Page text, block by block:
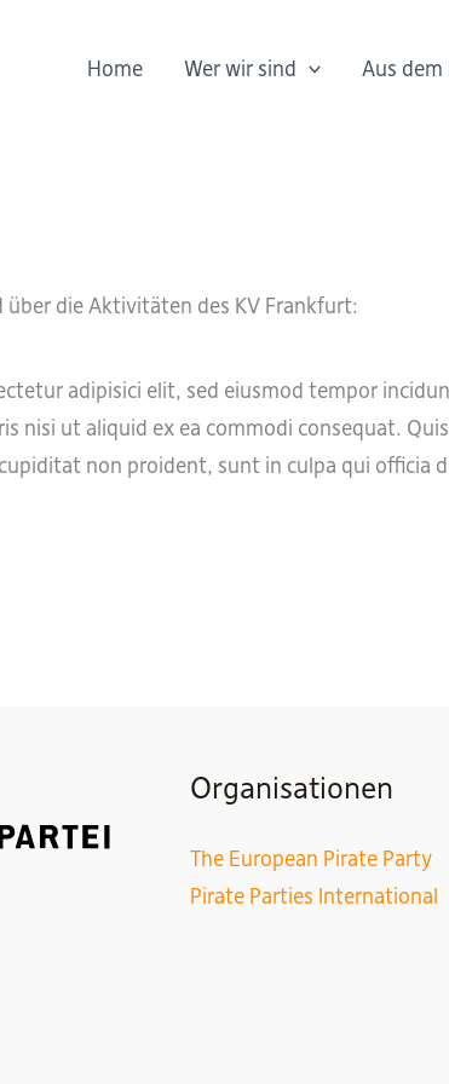
Home Wer wir sind Aus
die Aktivitäten des KV Frankfurt:
adipisici elit, sed eiusmod tempor
nisi ut aliquid ex ea commodi consequat.
non proident, sunt in culpa qui officia
Organisationen
The European Pirate Party
Pirate Parties International